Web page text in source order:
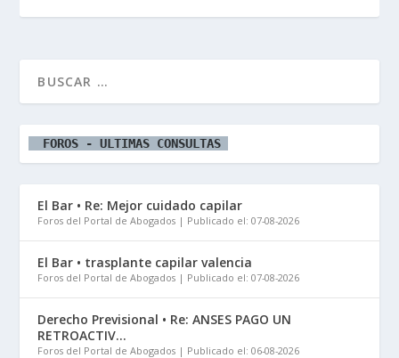
  FOROS - ULTIMAS CONSULTAS
El Bar • Re: Mejor cuidado capilar
Foros del Portal de Abogados Publicado el: 07-08-2026
El Bar • trasplante capilar valencia
Foros del Portal de Abogados Publicado el: 07-08-2026
Derecho Previsional • Re: ANSES PAGO UN
RETROACTIV...
Foros del Portal de Abogados Publicado el: 06-08-2026